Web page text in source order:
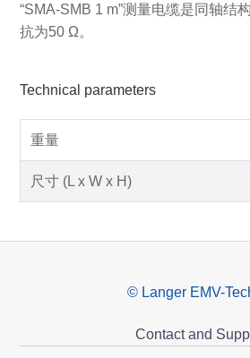
“SMA-SMB 1 m”测量电缆是同轴结
抗为50 Ω。
Technical parameters
重量
尺寸 (L x W x H)
© Langer EMV-
Contact and